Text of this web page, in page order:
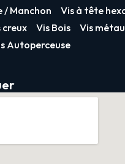
/ Manchon
Vis à tête
creux
Vis Bois
Vis
Autoperceuse